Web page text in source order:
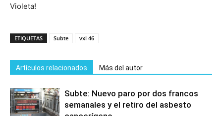
Violeta!
ETIQUETAS Subte vxl 46
Artículos relacionados Más del autor
Subte: Nuevo paro por dos francos
semanales y el retiro del asbesto